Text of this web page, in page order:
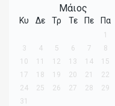
Μάιος
Κυ Δε Τρ Τε Πε Πα
1
3
4 5 6 7 8
10
11 12 13 14 15
17
18 19 20 21 22
24
25 26 27 28 29
31